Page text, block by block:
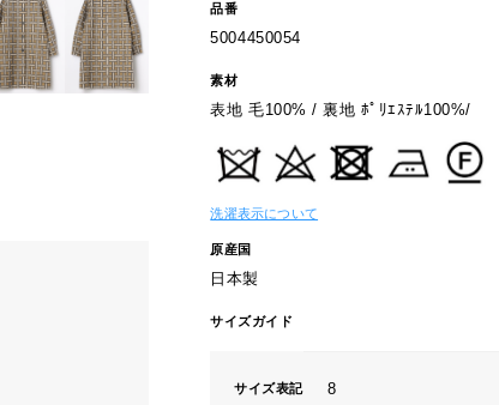
品番
5004450054
素材
表地 毛100% / 裏地 ﾎﾟﾘｴｽﾃﾙ100%/
洗濯表示について
原産国
日本製
サイズガイド
サイズ表記 8